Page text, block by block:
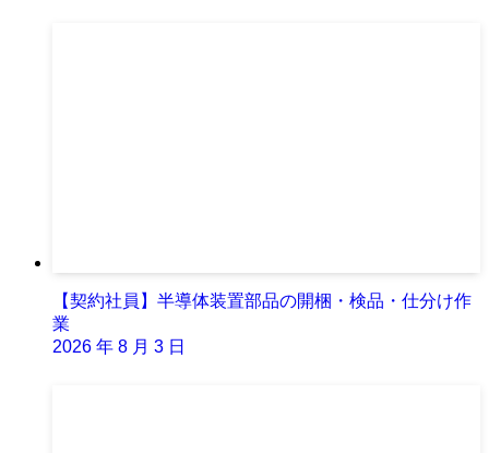
【契約社員】半導体装置部品の開梱・検品・仕分け作
業
2026 年 8 月 3 日